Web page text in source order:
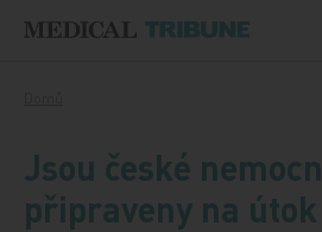
Jsou české
připraveny na